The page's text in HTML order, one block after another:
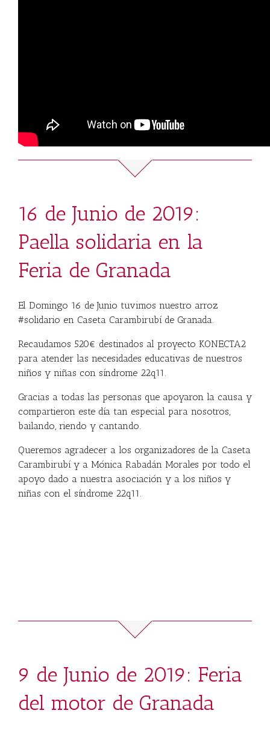
16 de Junio de 2019:
Paella solidaria en la
Feria de Granada
El Domingo 16 de Junio tuvimos nuestro arroz
#solidario en Caseta Carambirubí de Granada.
Recaudamos 520€ destinados al proyecto KONECTA2
para atender las necesidades educativas de nuestros
niños y niñas con síndrome 22q11.
Gracias a todas las personas que apoyaron la causa y
compartieron este día tan especial para nosotros,
bailando, riendo y cantando.
Queremos agradecer a los organizadores de la Caseta
Carambirubí y a Mónica Rabadán Morales por todo el
apoyo dado a nuestra asociación y a los niños y
niñas con el síndrome 22q11.
9 de Junio de 2019: Feria
del motor de Granada